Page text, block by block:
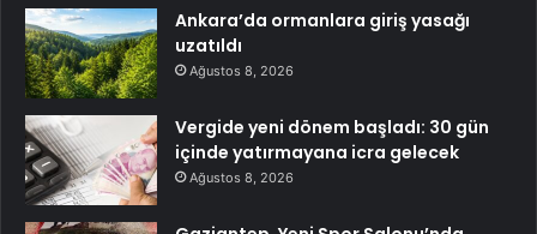
Ankara’da ormanlara giriş yasağı
uzatıldı
Ağustos 8, 2026
Vergide yeni dönem başladı: 30 gün
içinde yatırmayana icra gelecek
Ağustos 8, 2026